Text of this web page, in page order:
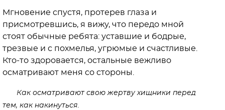
Мгновение спустя, протерев глаза и
присмотревшись, я вижу, что передо мной
стоят обычные ребята: уставшие и бодрые,
трезвые и с похмелья, угрюмые и счастливые.
Кто-то здоровается, остальные вежливо
осматривают меня со стороны.
Как осматривают свою жертву хищники перед
тем, как накинуться.